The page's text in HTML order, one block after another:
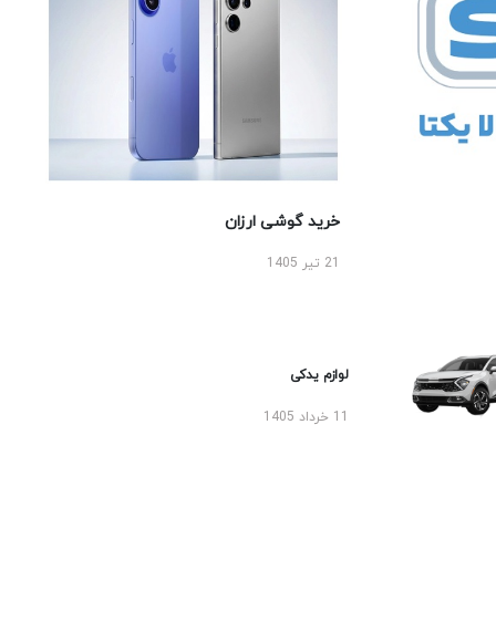
خرید گوشی ارزان
لوازم یدکی